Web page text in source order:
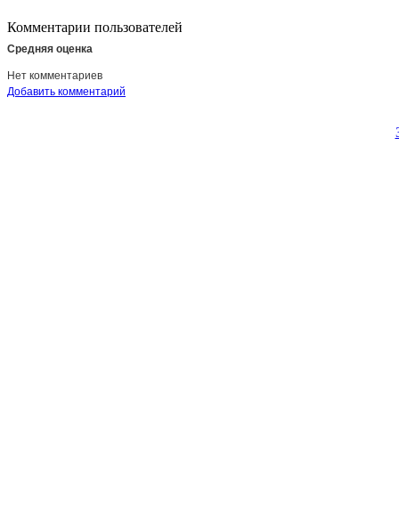
Комментарии пользователей
Средняя оценка
Нет комментариев
Добавить комментарий